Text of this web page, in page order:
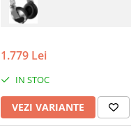
1.779 Lei
IN STOC
VEZI VARIANTE